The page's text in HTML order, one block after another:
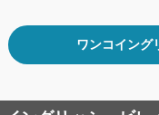
ワンコイング